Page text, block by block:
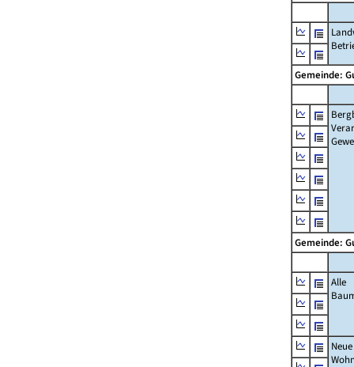
Gemeinde:
Gemeinde:
Alle
Neue